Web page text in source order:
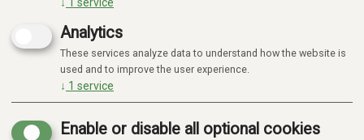
Analytics
These services analyze data to understand how the website is
used and to improve the user experience.
↓ 1 service
Enable or disable all optional cookies